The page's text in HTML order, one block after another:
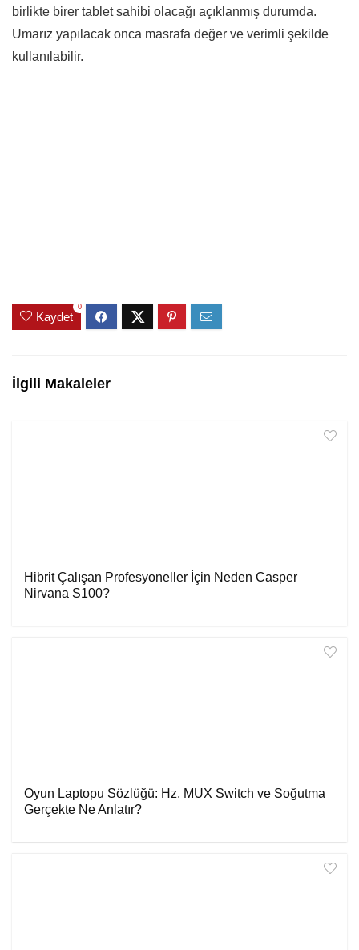
birlikte birer tablet sahibi olacağı açıklanmış durumda.
Umarız yapılacak onca masrafa değer ve verimli şekilde
kullanılabilir.
Kaydet
0
İlgili Makaleler
Hibrit Çalışan Profesyoneller İçin Neden Casper
Nirvana S100?
Oyun Laptopu Sözlüğü: Hz, MUX Switch ve Soğutma
Gerçekte Ne Anlatır?